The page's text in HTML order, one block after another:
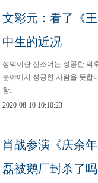
文彩元：看了《
中生的近况
성덕이란 신조어는 성공한 덕
분야에서 성공한 사람을 뜻합
함...
2020-08-10 10:10:23
肖战参演《庆余
磊被鹅厂封杀了吗